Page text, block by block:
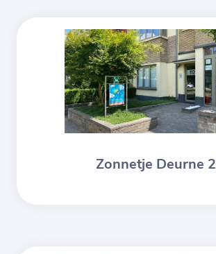
Zonnetje Deurne 2